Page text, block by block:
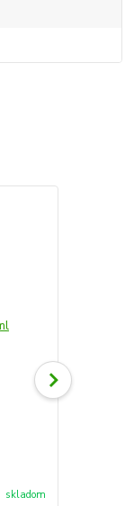
skladom